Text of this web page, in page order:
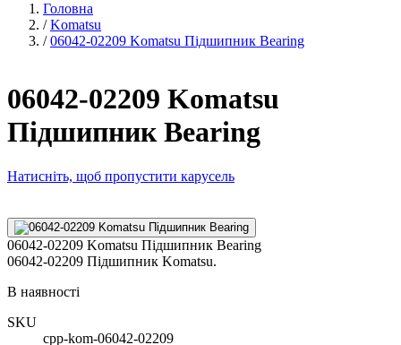
Головна
/ Komatsu
/ 06042-02209 Komatsu Підшипник Bearing
06042-02209 Komatsu
Підшипник Bearing
Натисніть, щоб пропустити карусель
06042-02209 Komatsu Підшипник Bearing
06042-02209 Підшипник Komatsu.
В наявності
SKU
cpp-kom-06042-02209